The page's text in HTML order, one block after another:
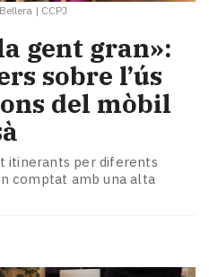
| CCPJ
gent gran»:
sobre l’ús
del mòbil
itinerants per diferents
comptat amb una alta